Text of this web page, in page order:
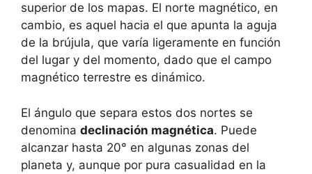
superior de los mapas. El norte magnético, en
cambio, es aquel hacia el que apunta la aguja
de la brújula, que varía ligeramente en función
del lugar y del momento, dado que el campo
magnético terrestre es dinámico.
El ángulo que separa estos dos nortes se
denomina declinación magnética. Puede
alcanzar hasta 20° en algunas zonas del
planeta y, aunque por pura casualidad en la